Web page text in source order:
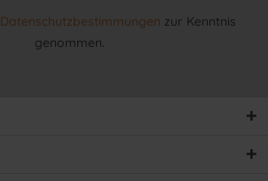
Datenschutzbestimmungen zur Kenntnis
genommen.